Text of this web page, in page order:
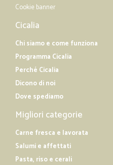
Cookie banner
Cicalia
Chi siamo e come funziona
Programma Cicalia
Perché Cicalia
Dicono di noi
Dove spediamo
Migliori categorie
Carne fresca e lavorata
Salumi e affettati
Pasta, riso e cerali